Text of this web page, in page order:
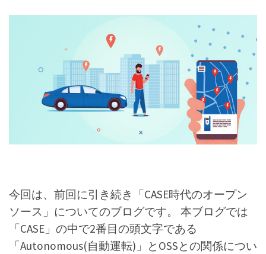
今回は、前回に引き続き「CASE時代のオープン
ソース」についてのブログです。 本ブログでは
「CASE」の中で2番目の頭文字である
「Autonomous(自動運転)」とOSSとの関係につい